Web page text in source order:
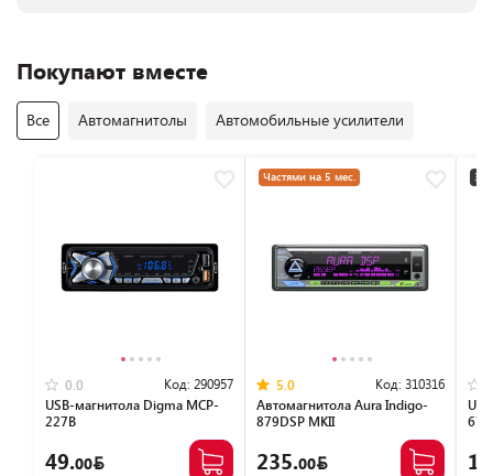
Покупают вместе
Все Автомагнитолы Автомобильные усилители
0.0 Код: 290957
USB-магнитола Digma MCP-
227B
49.00
Частями на 5 мес.
5.0 Код: 310316
Автомагнитола Aura Indigo-
879DSP MKII
235.00